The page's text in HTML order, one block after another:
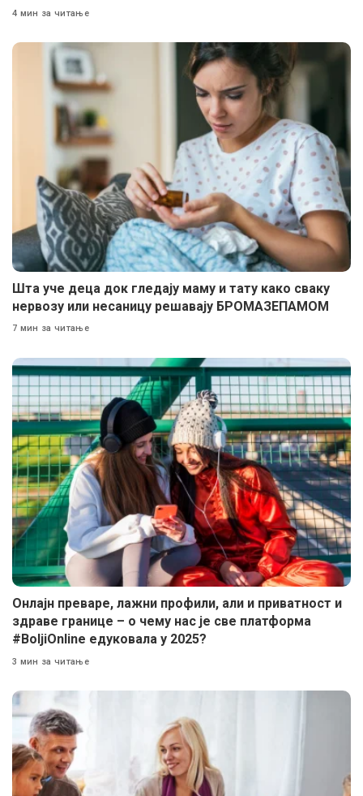
4 мин за читање
Шта уче деца док гледају маму и тату како сваку
нервозу или несаницу решавају БРОМАЗЕПАМОМ
7 мин за читање
Онлајн преваре, лажни профили, али и приватност и
здраве границе – о чему нас је све платформа
#BoljiOnline едуковала у 2025?
3 мин за читање